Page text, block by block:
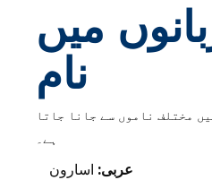
میں
نام
مختلف ناموں سے جانا جاتا
ہے۔
عربی: اسارون